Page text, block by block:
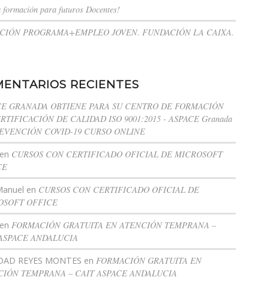
formación para futuros Docentes!
PROGRAMA+EMPLEO JOVEN. FUNDACIÓN LA CAIXA.
RECIENTES
GRANADA OBTIENE PARA SU CENTRO DE FORMACIÓN
DE CALIDAD ISO 9001:2015 - ASPACE Granada
COVID-19 CURSO ONLINE
en CURSOS CON CERTIFICADO OFICIAL DE MICROSOFT
en CURSOS CON CERTIFICADO OFICIAL DE
OFFICE
en FORMACIÓN GRATUITA EN ATENCIÓN TEMPRANA –
ANDALUCIA
REYES MONTES en FORMACIÓN GRATUITA EN
TEMPRANA – CAIT ASPACE ANDALUCIA